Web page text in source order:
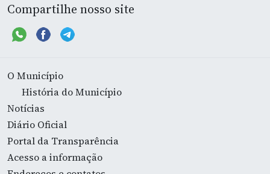
Compartilhe nosso site
O Município
História do Município
Notícias
Diário Oficial
Portal da Transparência
Acesso a informação